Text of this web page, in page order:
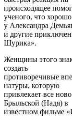
происходящее
ученого, что
у Александра
и другие
Шурика».
Женщины этого
создать
противоречивые
натуры, которую
привлекает все
Брыльской (Надя) в
известном фильме